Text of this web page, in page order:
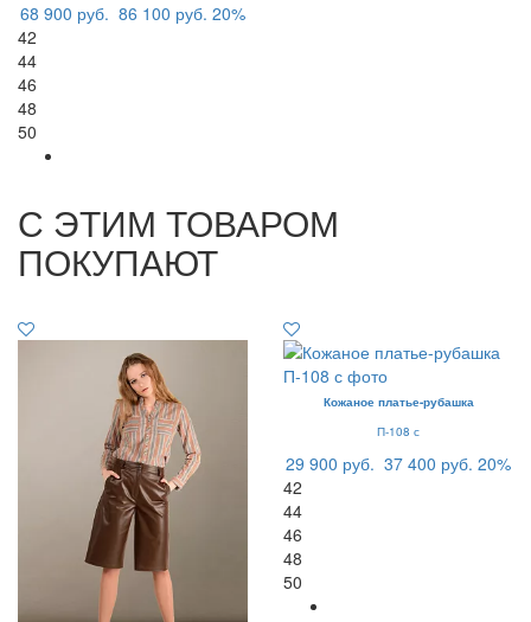
68 900 руб. 86 100 руб. 20%
42
44
46
48
50
С ЭТИМ ТОВАРОМ
ПОКУПАЮТ
Кожаное платье-рубашка
П-108 с
29 900 руб. 37 400 руб. 20%
42
44
46
48
50